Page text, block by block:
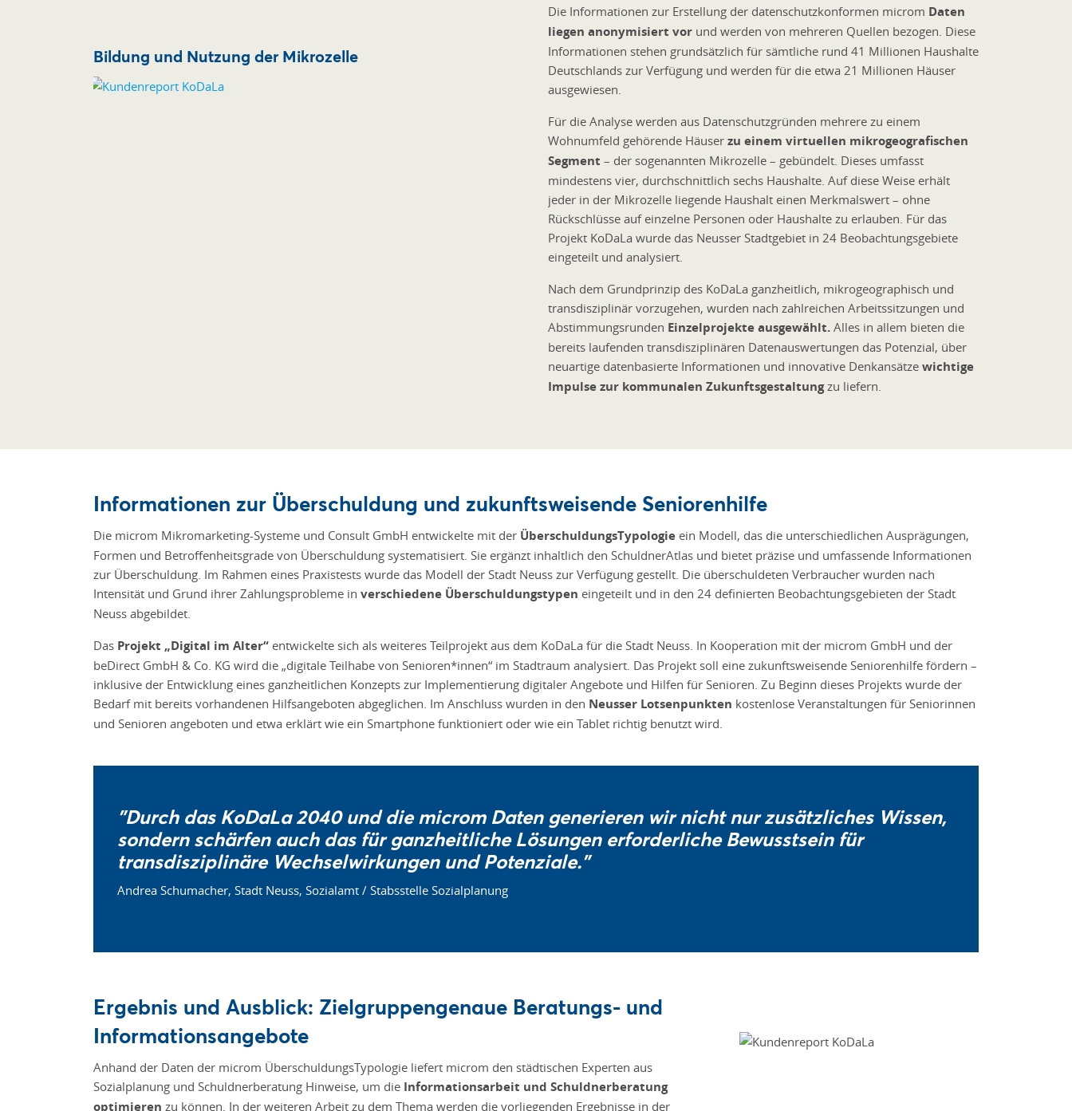
Bildung und Nutzung der Mikrozelle
Die Informationen zur Erstellung der datenschutzkonformen microm Daten
liegen anonymisiert vor und werden von mehreren Quellen bezogen. Diese
Informationen stehen grundsätzlich für sämtliche rund 41 Millionen Haushalte
Deutschlands zur Verfügung und werden für die etwa 21 Millionen Häuser
ausgewiesen.
Für die Analyse werden aus Datenschutzgründen mehrere zu einem
Wohnumfeld gehörende Häuser zu einem virtuellen mikrogeografischen
Segment – der sogenannten Mikrozelle – gebündelt. Dieses umfasst
mindestens vier, durchschnittlich sechs Haushalte. Auf diese Weise erhält
jeder in der Mikrozelle liegende Haushalt einen Merkmalswert – ohne
Rückschlüsse auf einzelne Personen oder Haushalte zu erlauben. Für das
Projekt KoDaLa wurde das Neusser Stadtgebiet in 24 Beobachtungsgebiete
eingeteilt und analysiert.
Nach dem Grundprinzip des KoDaLa ganzheitlich, mikrogeographisch und
transdisziplinär vorzugehen, wurden nach zahlreichen Arbeitssitzungen und
Abstimmungsrunden Einzelprojekte ausgewählt. Alles in allem bieten die
bereits laufenden transdisziplinären Datenauswertungen das Potenzial, über
neuartige datenbasierte Informationen und innovative Denkansätze wichtige
Impulse zur kommunalen Zukunftsgestaltungzu liefern.
Informationen zur Überschuldung und zukunftsweisende Seniorenhilfe
Die microm Mikromarketing-Systeme und Consult GmbH entwickelte mit der ÜberschuldungsTypologie ein Modell, das die unterschiedlichen Ausprägungen,
Formen und Betroffenheitsgrade von Überschuldung systematisiert. Sie ergänzt inhaltlich den SchuldnerAtlas und bietet präzise und umfassende Informationen
zur Überschuldung. Im Rahmen eines Praxistests wurde das Modell der Stadt Neuss zur Verfügung gestellt. Die überschuldeten Verbraucher wurden nach
Intensität und Grund ihrer Zahlungsprobleme in verschiedene Überschuldungstypen eingeteilt und in den 24 definierten Beobachtungsgebieten der Stadt
Neuss abgebildet.
Das Projekt „Digital im Alter“ entwickelte sich als weiteres Teilprojekt aus dem KoDaLa für die Stadt Neuss. In Kooperation mit der microm GmbH und der
beDirect GmbH & Co. KG wird die „digitale Teilhabe von Senioren*innen“ im Stadtraum analysiert. Das Projekt soll eine zukunftsweisende Seniorenhilfe fördern –
inklusive der Entwicklung eines ganzheitlichen Konzepts zur Implementierung digitaler Angebote und Hilfen für Senioren. Zu Beginn dieses Projekts wurde der
Bedarf mit bereits vorhandenen Hilfsangeboten abgeglichen. Im Anschluss wurden in den Neusser Lotsenpunkten kostenlose Veranstaltungen für Seniorinnen
und Senioren angeboten und etwa erklärt wie ein Smartphone funktioniert oder wie ein Tablet richtig benutzt wird.
"Durch das KoDaLa 2040 und die microm Daten generieren wir nicht nur zusätzliches Wissen,
sondern schärfen auch das für ganzheitliche Lösungen erforderliche Bewusstsein für
transdisziplinäre Wechselwirkungen und Potenziale."
Andrea Schumacher, Stadt Neuss, Sozialamt / Stabsstelle Sozialplanung
Ergebnis und Ausblick: Zielgruppengenaue Beratungs- und
Informationsangebote
Anhand der Daten der microm ÜberschuldungsTypologie liefert microm den städtischen Experten aus
Sozialplanung und Schuldnerberatung Hinweise, um die Informationsarbeit und Schuldnerberatung
optimieren zu können. In der weiteren Arbeit zu dem Thema werden die vorliegenden Ergebnisse in der